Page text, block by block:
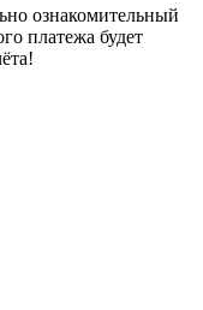
ознакомительный
платежа будет